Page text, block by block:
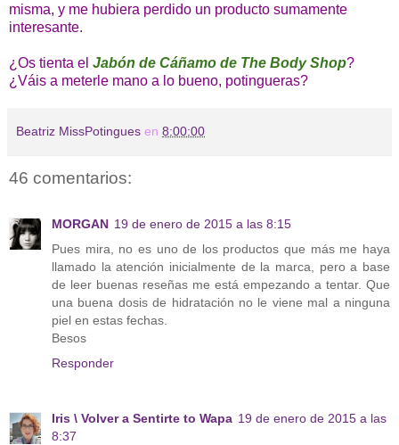
misma, y me hubiera perdido un producto sumamente
interesante.
¿Os tienta el Jabón de Cáñamo de The Body Shop?
¿Váis a meterle mano a lo bueno, potingueras?
Beatriz MissPotingues en 8:00:00
46 comentarios:
MORGAN 19 de enero de 2015 a las 8:15
Pues mira, no es uno de los productos que más me haya
llamado la atención inicialmente de la marca, pero a base
de leer buenas reseñas me está empezando a tentar. Que
una buena dosis de hidratación no le viene mal a ninguna
piel en estas fechas.
Besos
Responder
Iris \ Volver a Sentirte to Wapa 19 de enero de 2015 a las
8:37